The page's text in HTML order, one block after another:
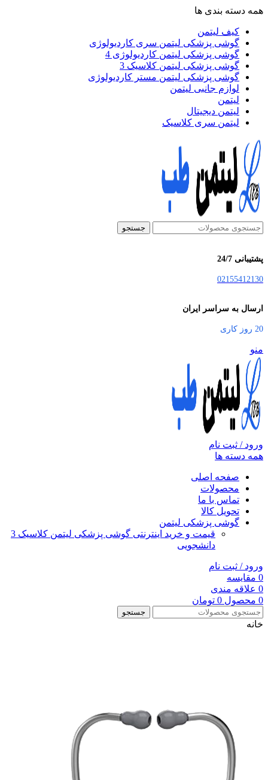
همه دسته بندی ها
کیف لیتمن
گوشی پزشکی لیتمن سری کاردیولوژی
گوشی پزشکی لیتمن کاردیولوژی 4
گوشی پزشکی لیتمن کلاسیک 3
گوشی پزشکی لیتمن مستر کاردیولوژی
لوازم جانبی لیتمن
لیتمن
لیتمن دیجیتال
لیتمن سری کلاسیک
جستجو
پشتیبانی 24/7
02155412130
ارسال به سراسر ایران
20 روز کاری
منو
ورود / ثبت نام
همه دسته ها
صفحه اصلی
محصولات
تماس با ما
تحویل کالا
گوشی پزشکی لیتمن
قیمت و خرید اینترنتی گوشی پزشکی لیتمن کلاسیک 3
دانشجویی
ورود / ثبت نام
0 مقایسه
0 علاقه مندی
0 محصول 0 تومان
جستجو
خانه